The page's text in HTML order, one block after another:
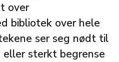
over
bibliotek over hele
ser seg nødt til
sterkt begrense